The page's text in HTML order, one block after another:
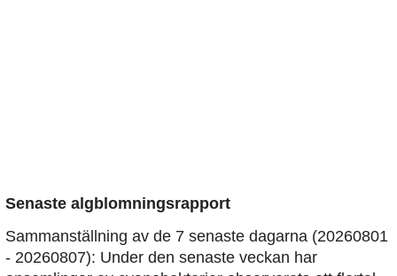
Senaste algblomningsrapport
Sammanställning av de 7 senaste dagarna (20260801
- 20260807): Under den senaste veckan har